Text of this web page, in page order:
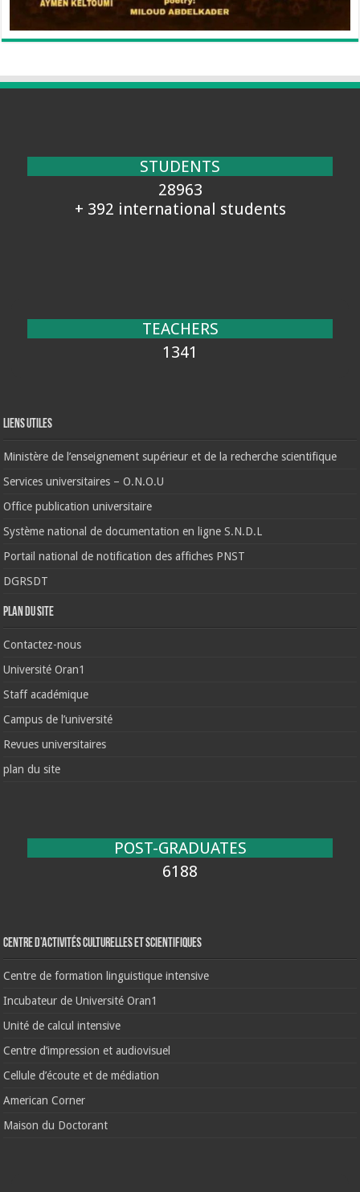
STUDENTS
28963
+ 392 international students
TEACHERS
1341
Liens Utiles
Ministère de l’enseignement supérieur et de la recherche scientifique
Services universitaires – O.N.O.U
Office publication universitaire
Système national de documentation en ligne S.N.D.L
Portail national de notification des affiches PNST
DGRSDT
Plan du site
Contactez-nous
Université Oran1
Staff académique
Campus de l’université
Revues universitaires
plan du site
POST-GRADUATES
6188
Centre d’activités culturelles et scientifiques
Centre de formation linguistique intensive
Incubateur de Université Oran1
Unité de calcul intensive
Centre d’impression et audiovisuel
Cellule d’écoute et de médiation
American Corner
Maison du Doctorant